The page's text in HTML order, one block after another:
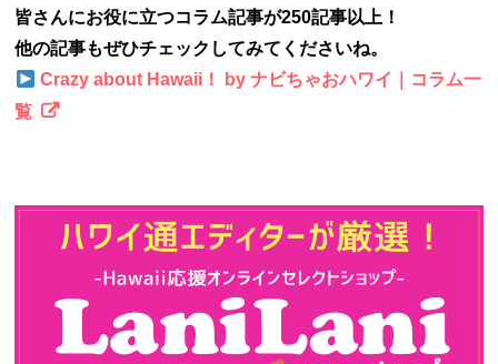
皆さんにお役に立つコラム記事が250記事以上！
他の記事もぜひチェックしてみてくださいね。
Crazy about Hawaii！ by ナビちゃおハワイ｜コラム一
覧